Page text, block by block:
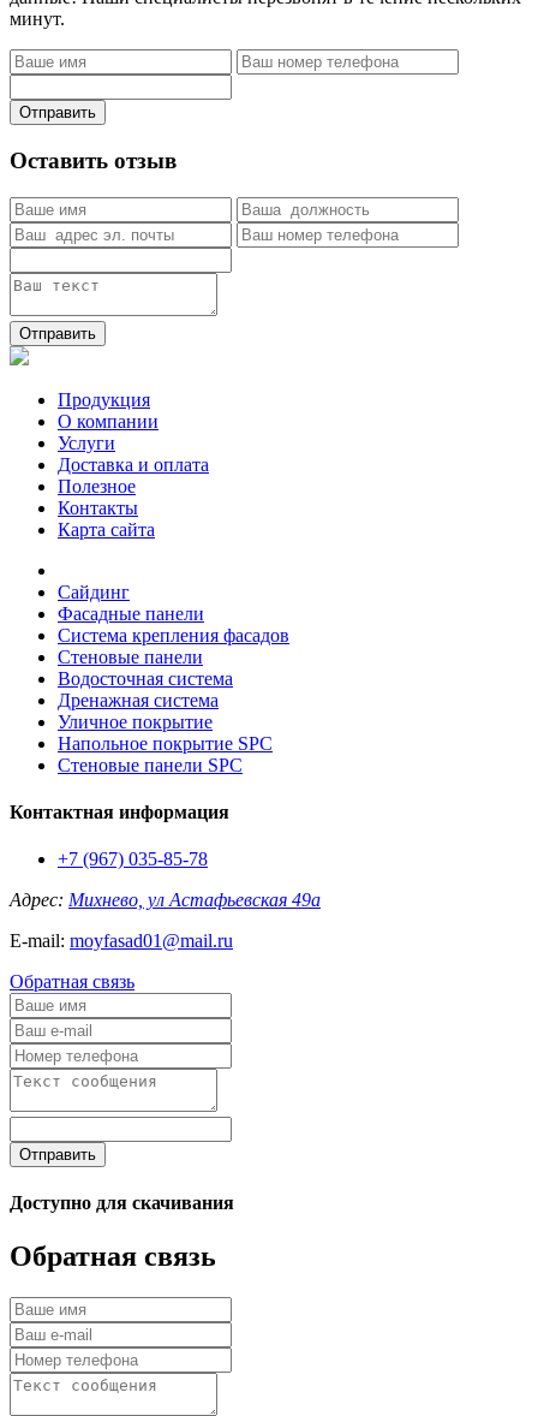
минут.
Отправить
Оставить отзыв
Отправить
Продукция
О компании
Услуги
Доставка и оплата
Полезное
Контакты
Карта сайта
Сайдинг
Фасадные панели
Система крепления фасадов
Стеновые панели
Водосточная система
Дренажная система
Уличное покрытие
Напольное покрытие SPC
Стеновые панели SPC
Контактная информация
+7 (967) 035-85-78
Адрес: Михнево, ул Астафьевская 49а
E-mail: moyfasad01@mail.ru
Обратная связь
Отправить
Доступно для скачивания
Обратная связь